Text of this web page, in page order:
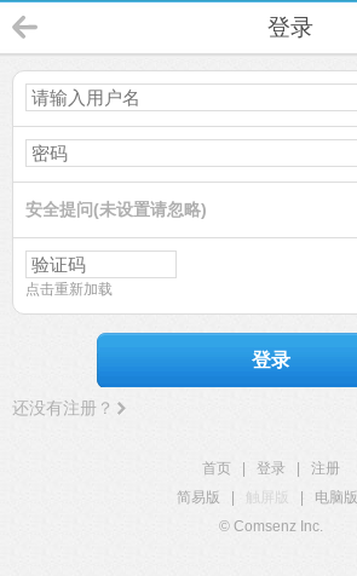
登录
安全提问(未设置请忽略)
点击重新加载
登录
还没有注册？
首页 登录
注册
简易版
触屏版 电脑版
© Comsenz Inc.